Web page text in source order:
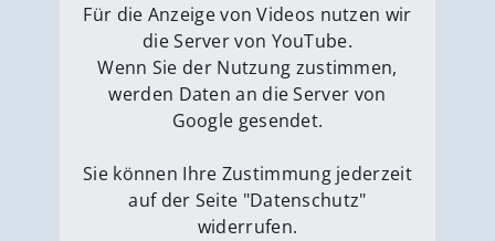
Externe Medien erlauben
Für die Anzeige von Videos nutzen wir
die Server von YouTube.
Wenn Sie der Nutzung zustimmen,
werden Daten an die Server von
Google gesendet.
Sie können Ihre Zustimmung jederzeit
auf der Seite "Datenschutz"
widerrufen.